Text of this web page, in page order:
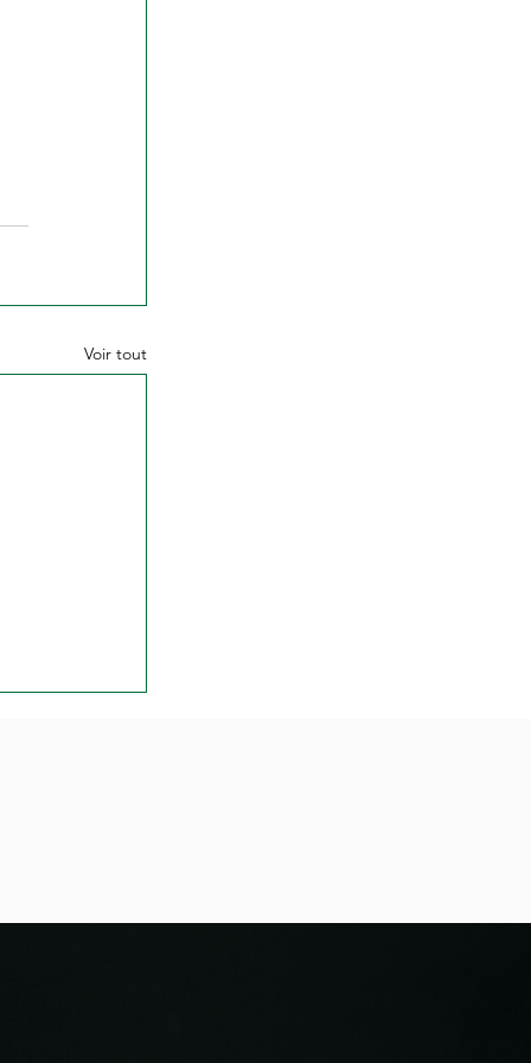
Voir tout
réaliser